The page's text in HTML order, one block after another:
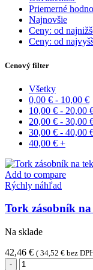
Priemerné
Najnovšie
Ceny: od
Ceny: od
Cenový filter
Všetky
0,00 € - 10,00 €
10,00 € - 20,00
20,00 € - 30,00
30,00 € - 40,00
40,00 € +
Add to compare
Rýchly náhľad
Tork zásobník
Na sklade
42,46 € ( 34,52 € bez
množstvo